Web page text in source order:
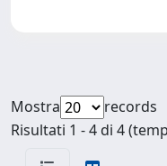
Mostra
records
Risultati 1 - 4 di 4